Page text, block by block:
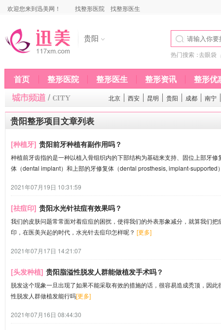
欢迎您来到迅美网！ 找整形医院 找整形医生
贵阳
热门搜索：去眼袋
首页 整形医院 整形医生 整形资讯 整形优
北京 西安 昆明 贵阳 成都 南宁
贵阳整形项目文章列表
[种植牙] 贵阳前牙种植有副作用吗？
种植前牙齿指的是一种以植入骨组织内的下部结构为基础来支持、固位上部牙
体（dental implant）和上部的牙修复体（dental prosthesis, implant-supported
2021年07月19日 10:31:59
[祛痘印] 贵阳水光针祛痘有效果吗？
我们的皮肤问题常常面对着痘痘的困扰，使得我们的外表形象减分，就算我们
印，在医美兴起的时代，水光针去痘印怎样呢？ [更多]
2021年07月17日 14:21:07
[头发种植] 贵阳脂溢性脱发人群能做植发手术吗？
脱发这个现象一旦出现了如果不能采取有效的措施的话，很容易造成秃顶，因
性脱发人群做植发能行吗[更多]
2021年07月16日 08:44:30